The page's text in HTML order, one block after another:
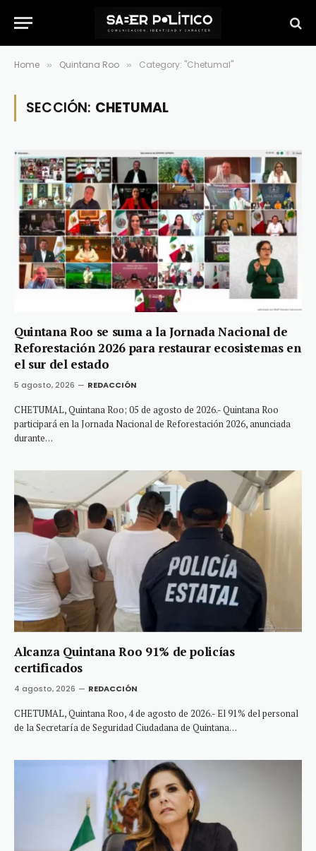
Home » Quintana Roo » Category: "Chetumal"
SECCIÓN: CHETUMAL
Quintana Roo se suma a la Jornada Nacional de
Reforestación 2026 para restaurar ecosistemas en
el sur del estado
5 agosto, 2026 REDACCIÓN
CHETUMAL, Quintana Roo; 05 de agosto de 2026.- Quintana Roo
participará en la Jornada Nacional de Reforestación 2026, anunciada
durante…
Alcanza Quintana Roo 91% de policías
certificados
4 agosto, 2026 REDACCIÓN
CHETUMAL, Quintana Roo, 4 de agosto de 2026.- El 91% del personal
de la Secretaría de Seguridad Ciudadana de Quintana…